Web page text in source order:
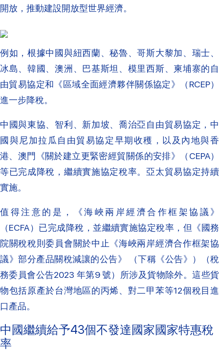
開放，推動建設開放型世界經濟。
例如，根據中國與紐西蘭、秘魯、哥斯大黎加、瑞士、
冰島、韓國、澳洲、巴基斯坦、模里西斯、柬埔寨的自
由貿易協定和《區域全面經濟夥伴關係協定》（RCEP）
進一步降稅。
中國與東協、智利、新加坡、喬治亞自由貿易協定，中
國與尼加拉瓜自由貿易協定早期收穫，以及內地與香
港、澳門《關於建立更緊密經貿關係的安排》（CEPA）
等已完成降稅，繼續實施協定稅率。亞太貿易協定持續
實施。
值得注意的是，《海峽兩岸經濟合作框架協議》
（ECFA）已完成降稅，並繼續實施協定稅率，但《國務
院關稅稅則委員會關於中止《海峽兩岸經濟合作框架協
議》部分產品關稅減讓的公告》 （下稱《公告》）（稅
務委員會公告2023 年第9 號）所涉及貨物除外。這些貨
物包括原產於台灣地區的丙烯、對二甲苯等12個稅目進
口產品。
中國繼續給予43個不發達國家國家特惠稅
率